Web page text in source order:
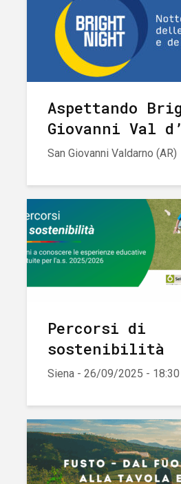
Aspettando
Giovanni Val
San Giovanni Valdarno (AR)
Percorsi di
sostenibilità
Siena - 26/09/2025 - 18:30